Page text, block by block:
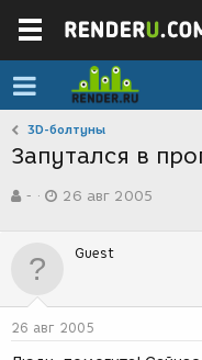
3D-болтуны
Запутался в
в
р
м
-
а
д
26 авг 2005
Guest
26 авг 2005